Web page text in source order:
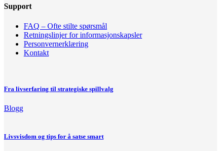
Support
FAQ – Ofte stilte spørsmål
Retningslinjer for informasjonskapsler
Personvernerklæring
Kontakt
Fra livserfaring til strategiske spillvalg
Blogg
Livsvisdom og tips for å satse smart